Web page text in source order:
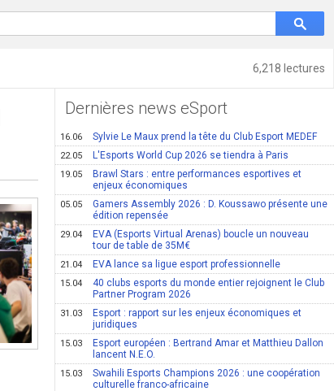
6,218 lectures
Dernières news eSport
16.06 Sylvie Le Maux prend la tête du Club Esport MEDEF
22.05 L'Esports World Cup 2026 se tiendra à Paris
19.05
Brawl Stars : entre performances esportives et
enjeux économiques
05.05
Gamers Assembly 2026 : D. Koussawo présente une
édition repensée
29.04
EVA (Esports Virtual Arenas) boucle un nouveau
tour de table de 35M€
21.04 EVA lance sa ligue esport professionnelle
15.04
40 clubs esports du monde entier rejoignent le Club
Partner Program 2026
31.03
Esport : rapport sur les enjeux économiques et
juridiques
15.03
Esport européen : Bertrand Amar et Matthieu Dallon
lancent N.E.O.
15.03
Swahili Esports Champions 2026 : une coopération
culturelle franco-africaine